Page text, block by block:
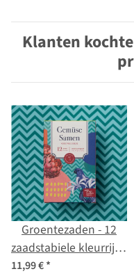
Klanten
Groentezaden - 12
zaadstabiele kleurrijke
groentesoorten -
11,99 €*